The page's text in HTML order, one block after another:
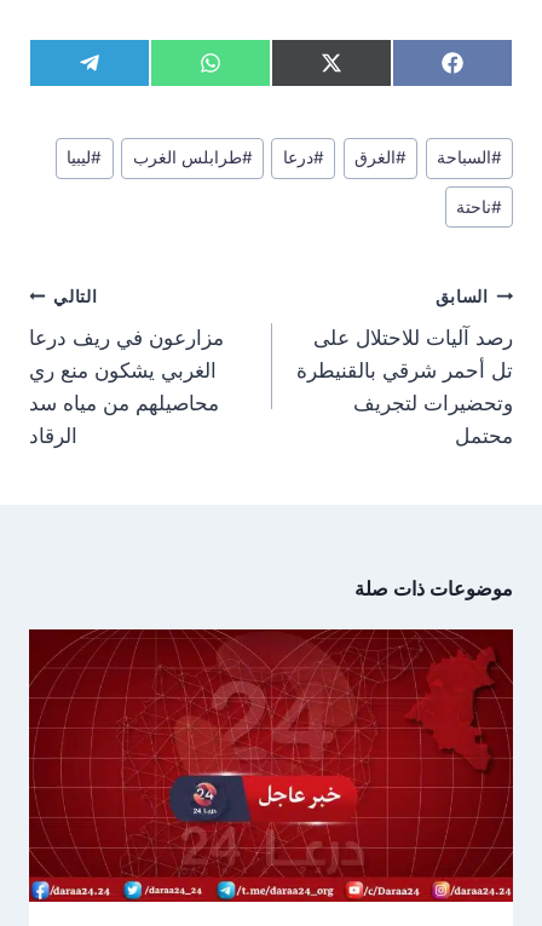
S
h
r
e
o
F
a
e
b
o
k
S
h
r
e
o
X
(
w
t
S
h
r
e
o
W
h
t
s
A
S
h
r
e
o
T
e
e
g
r
وسوم
المقال:
#السباحة #الغرق #درعا #طرابلس الغرب #ليبيا
#ناحتة
تصفّح
المقالات
السابق
رصد آليات للاحتلال على
تل أحمر شرقي بالقنيطرة
وتحضيرات لتجريف
محتمل
التالي
مزارعون في ريف درعا
الغربي يشكون منع ري
محاصيلهم من مياه سد
الرقاد
موضوعات ذات صلة